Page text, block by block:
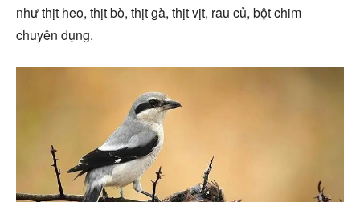
như thịt heo, thịt bò, thịt gà, thịt vịt, rau củ, bột chim
chuyên dụng.